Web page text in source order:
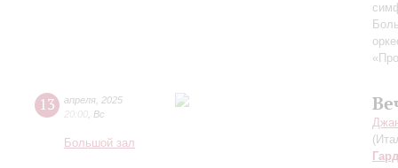
13 апреля 2025
20:00 Вс
Большой зал